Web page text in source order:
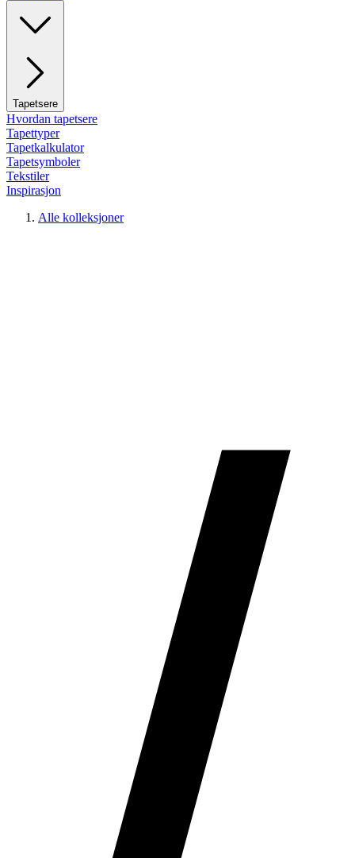
Tapetsere
Hvordan tapetsere
Tapettyper
Tapetkalkulator
Tapetsymboler
Tekstiler
Inspirasjon
Alle kolleksjoner